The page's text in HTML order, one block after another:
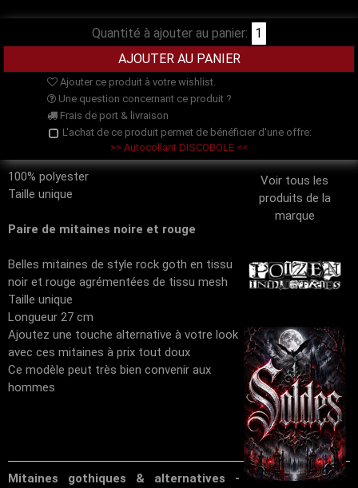
Quantité à ajouter au panier:
Ajouter ce produit à votre wishlist.
Une question concernant ce produit ?
Frais de port & livraison
L'achat de ce produit permet de bénéficier d'une offre:
>> Autocollant DISCOBOLE <<
Voir tous les
produits de la
marque
100% polyester
Taille unique
Paire de mitaines noire et rouge
Belles mitaines de style rock goth en tissu
noir et rouge agrémentées de tissu mesh
Taille unique
Longueur 27 cm
Ajoutez une touche alternative à votre look
avec ces mitaines à prix tout doux
Ce modèle peut très bien convenir aux
hommes
Mitaines gothiques & alternatives -